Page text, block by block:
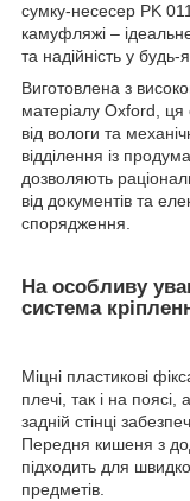
сумку-несесер PK
камуфляжі –
та надійність у будь-
Виготовлена ​​з
матеріалу Oxford, ця
від вологи та
відділення із
дозволяють
від документів та
спорядження.
На особливу
система
Міцні пластикові
плечі, так і на
задній стінці
Передня кишеня з
підходить для
предметів.